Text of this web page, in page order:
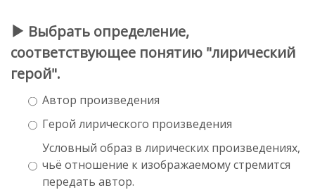
Выбрать определение,
соответствующее понятию "лирический
герой".
Автор произведения
Герой лирического произведения
Условный образ в лирических произведениях,
чьё отношение к изображаемому стремится
передать автор.